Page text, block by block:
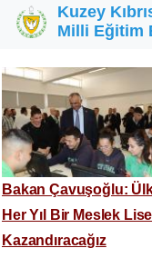
Ana içeriğe atla
Kuzey
Milli Eğitim
Bakan Çavuşoğlu:
Her Yıl Bir Meslek
Kazandıracağız